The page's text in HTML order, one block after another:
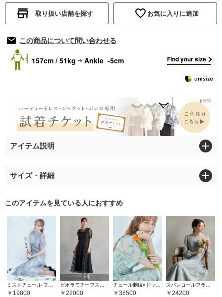
取り扱い店舗を探す お気に入りに追加
この商品について問い合わせる
157cm / 51kg Ankle -5cm Find your size
アイテム説明
サイズ・詳細
このアイテムを見ている人におすすめ
19800 22000 38500 24200